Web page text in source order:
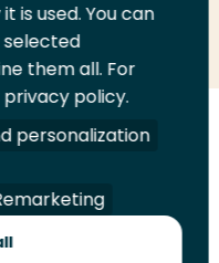
Index
Contact
is used. You can
them all. For
policy.
personalization